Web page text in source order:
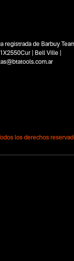
registrada de Barbuy
| Bell Ville |
los derechos